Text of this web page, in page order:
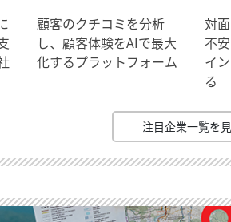
顧客のクチコミを分析
し、顧客体験をAIで最大
化するプラットフォーム
対
不
イ
る
注目企業一覧を